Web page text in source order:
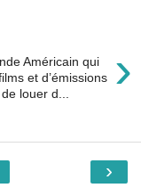
›
Américain qui
et d’émissions
louer d...
›